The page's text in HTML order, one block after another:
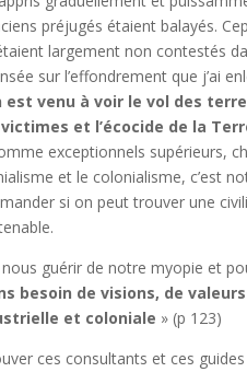
préjugés étaient balayés.
étaient largement non contestés
sur l’effondrement que j’ai
est venu à voir le vol des
et l’écocide de la
exceptionnels supérieurs,
et le colonialisme, c’est
si on peut trouver une
nous guérir de notre myopie et
besoin de visions, de
et coloniale » (p 123)
ces consultants et ces